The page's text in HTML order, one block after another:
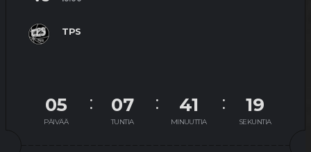
TPS
05
PÄIVÄÄ
07
TUNTIA
41
MINUUTTIA
18
SEKUNTIA